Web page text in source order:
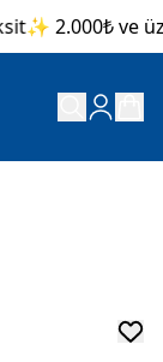
✨ 2.000₺ ve